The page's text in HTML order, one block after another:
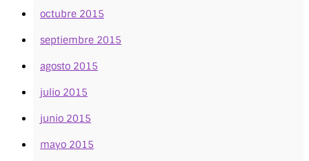
octubre 2015
septiembre 2015
agosto 2015
julio 2015
junio 2015
mayo 2015